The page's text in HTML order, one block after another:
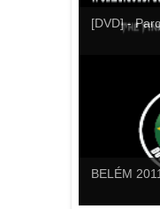
[DVD] -
BELÉM